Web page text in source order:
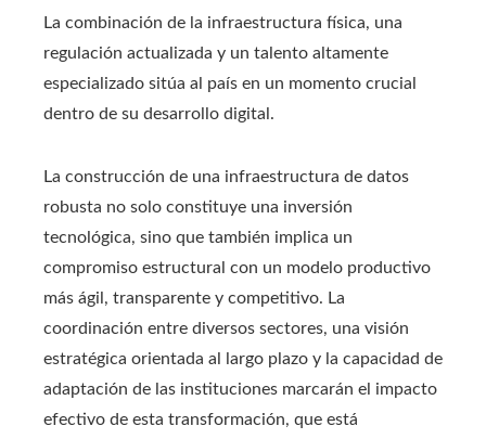
La combinación de la infraestructura física, una
regulación actualizada y un talento altamente
especializado sitúa al país en un momento crucial
dentro de su desarrollo digital.
La construcción de una infraestructura de datos
robusta no solo constituye una inversión
tecnológica, sino que también implica un
compromiso estructural con un modelo productivo
más ágil, transparente y competitivo. La
coordinación entre diversos sectores, una visión
estratégica orientada al largo plazo y la capacidad de
adaptación de las instituciones marcarán el impacto
efectivo de esta transformación, que está